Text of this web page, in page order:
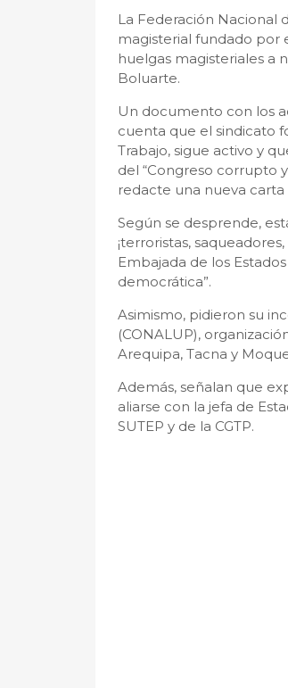
La Federación Nacional
magisterial fundado por
huelgas magisteriales a
Boluarte.
Un documento con los
cuenta que el sindicato
Trabajo, sigue activo y
del “Congreso corrupto
redacte una nueva
Según se desprende,
¡terroristas,
Embajada de los
democrática”.
Asimismo, pidieron su
(CONALUP),
Arequipa, Tacna y
Además, señalan que
aliarse con la jefa de
SUTEP y de la CGTP.